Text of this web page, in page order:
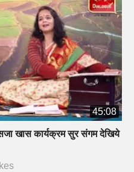
45:08
खास कार्यक्रम सुर संगम देखिये